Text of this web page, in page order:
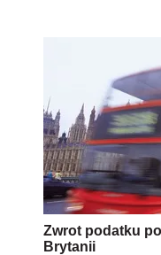
Zwrot podatku
Brytanii